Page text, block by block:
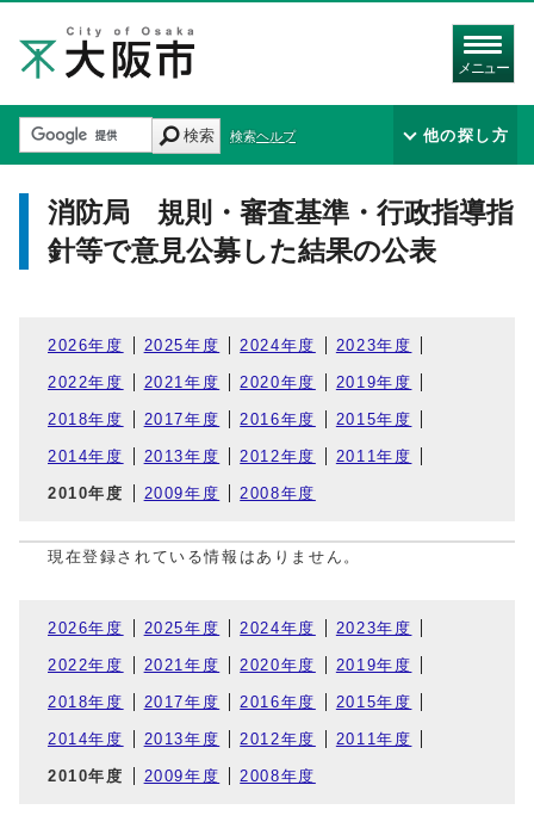
メニュー
検索 検索ヘルプ 他の探し方
消防局 規則・審査基準・行政指導指
針等で意見公募した結果の公表
2026年度 2025年度 2024年度 2023年度
2022年度 2021年度 2020年度 2019年度
2018年度 2017年度 2016年度 2015年度
2014年度 2013年度 2012年度 2011年度
2010年度 2009年度 2008年度
現在登録されている情報はありません。
2026年度 2025年度 2024年度 2023年度
2022年度 2021年度 2020年度 2019年度
2018年度 2017年度 2016年度 2015年度
2014年度 2013年度 2012年度 2011年度
2010年度 2009年度 2008年度